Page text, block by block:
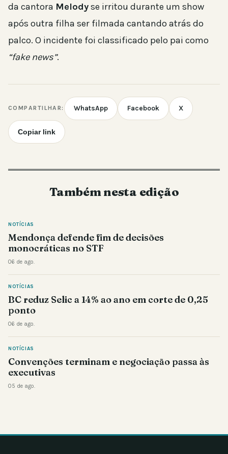
da cantora Melodyse irritou durante um show
após outra filha ser filmada cantando atrás do
palco. O incidente foi classificado pelo pai como
“fake news”.
COMPARTILHAR: WhatsApp Facebook X
Copiar link
Também nesta edição
NOTÍCIAS
Mendonça defende fim de decisões
monocráticas no STF
06 de ago.
NOTÍCIAS
BC reduz Selic a 14% ao ano em corte de 0,25
ponto
06 de ago.
NOTÍCIAS
Convenções terminam e negociação passa às
executivas
05 de ago.